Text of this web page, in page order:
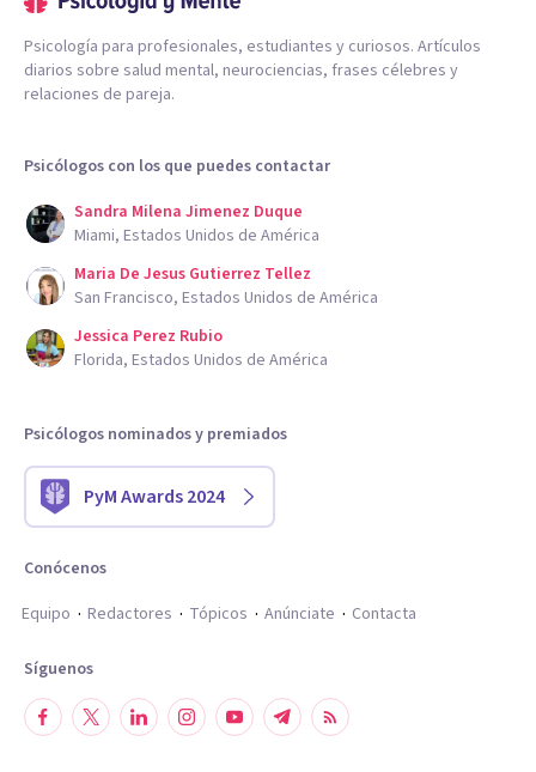
Psicología para profesionales, estudiantes y curiosos. Artículos
diarios sobre salud mental, neurociencias, frases célebres y
relaciones de pareja.
Psicólogos con los que puedes contactar
Sandra Milena Jimenez Duque
Miami, Estados Unidos de América
Maria De Jesus Gutierrez Tellez
San Francisco, Estados Unidos de América
Jessica Perez Rubio
Florida, Estados Unidos de América
Psicólogos nominados y premiados
PyM Awards 2024
Conócenos
Equipo
Redactores Tópicos Anúnciate Contacta
Síguenos